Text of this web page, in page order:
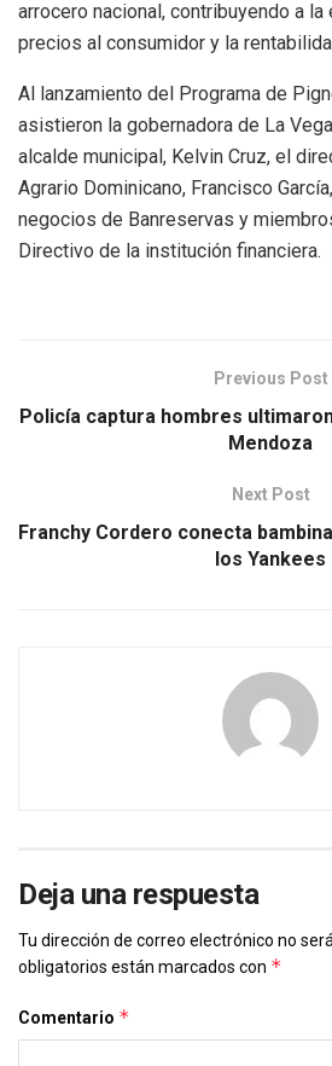
arrocero nacional, contribuyendo a
precios al consumidor y la
Al lanzamiento del Programa de
asistieron la gobernadora de La
alcalde municipal, Kelvin Cruz, el
Agrario Dominicano, Francisco
negocios de Banreservas y
Directivo de la institución financiera.
Previous Post
Policía captura hombres
Mendoza
Next Post
Franchy Cordero conecta
los Yankees
Deja una respuesta
Tu dirección de correo electrónico no
obligatorios están marcados con *
Comentario *